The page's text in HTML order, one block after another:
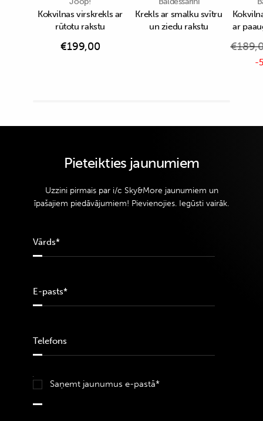
Kokvilnas virskrekls ar
rūtotu rakstu
€199,00
Krekls ar smalku svītru
un ziedu rakstu
ar
€
-
Pieteikties jaunumiem
Uzzini pirmais par i/c Sky&More jaunumiem un
īpašajiem piedāvājumiem! Pievienojies. Iegūsti vairāk.
Saņemt jaunumus e-pastā*